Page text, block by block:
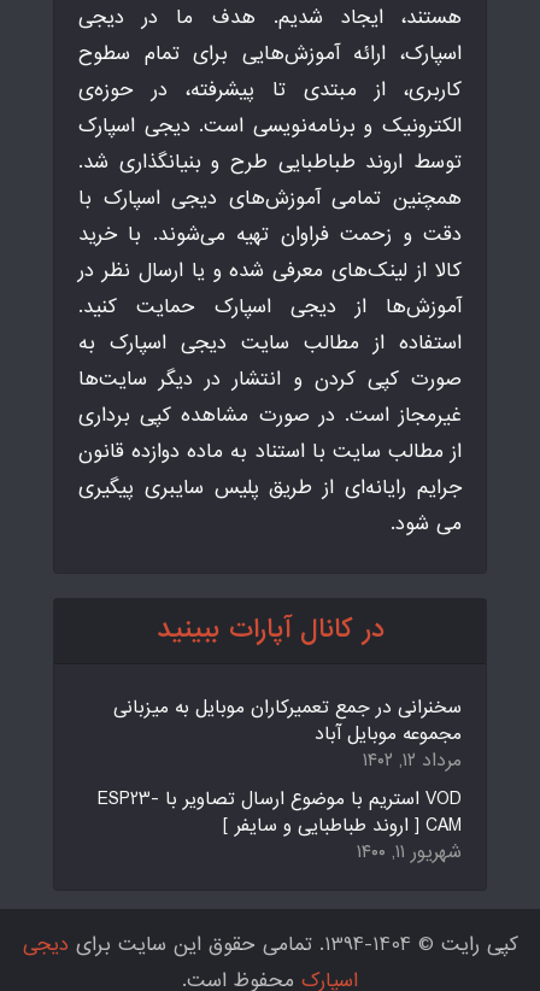
هستند، ایجاد شدیم. هدف ما در دیجی
اسپارک، ارائه آموزش‌هایی برای تمام سطوح
کاربری، از مبتدی تا پیشرفته، در حوزه‌ی
الکترونیک و برنامه‌نویسی است. دیجی اسپارک
توسط اروند طباطبایی طرح و بنیانگذاری شد.
همچنین تمامی آموزش‌های دیجی اسپارک با
دقت و زحمت فراوان تهیه می‌شوند. با خرید
کالا از لینک‌های معرفی شده و یا ارسال نظر در
آموزش‌ها از دیجی اسپارک حمایت کنید.
استفاده از مطالب سایت دیجی اسپارک به
صورت کپی کردن و انتشار در دیگر سایت‌ها
غیرمجاز است. در صورت مشاهده کپی برداری
از مطالب سایت با استناد به ماده دوازده قانون
جرایم رایانه‌ای از طریق پلیس سایبری پیگیری
می شود.
در کانال آپارات ببینید
سخنرانی در جمع تعمیرکاران موبایل به میزبانی
مجموعه موبایل آباد
مرداد ۱۲, ۱۴۰۲
VOD استریم با موضوع ارسال تصاویر با ESP23-
CAM [ اروند طباطبایی و سایفر ]
شهریور ۱۱, ۱۴۰۰
کپی رایت © 1404-1394. تمامی حقوق این سایت برای
دیجی
اسپارک محفوظ است.